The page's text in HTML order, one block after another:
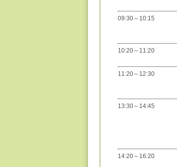
09:30～10:15
10:20～11:20
11:20～12:30
13:30～14:45
14:20～16:20